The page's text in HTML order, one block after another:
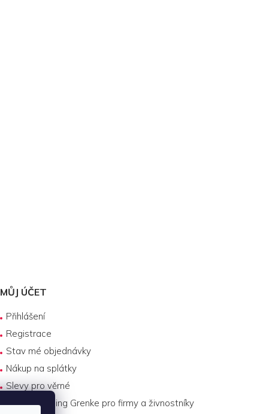
MŮJ ÚČET
Přihlášení
Registrace
Stav mé objednávky
Nákup na splátky
Slevy pro věrné
Byznys leasing Grenke pro firmy a živnostníky